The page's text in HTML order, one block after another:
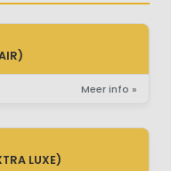
Meer info »
LUXE)